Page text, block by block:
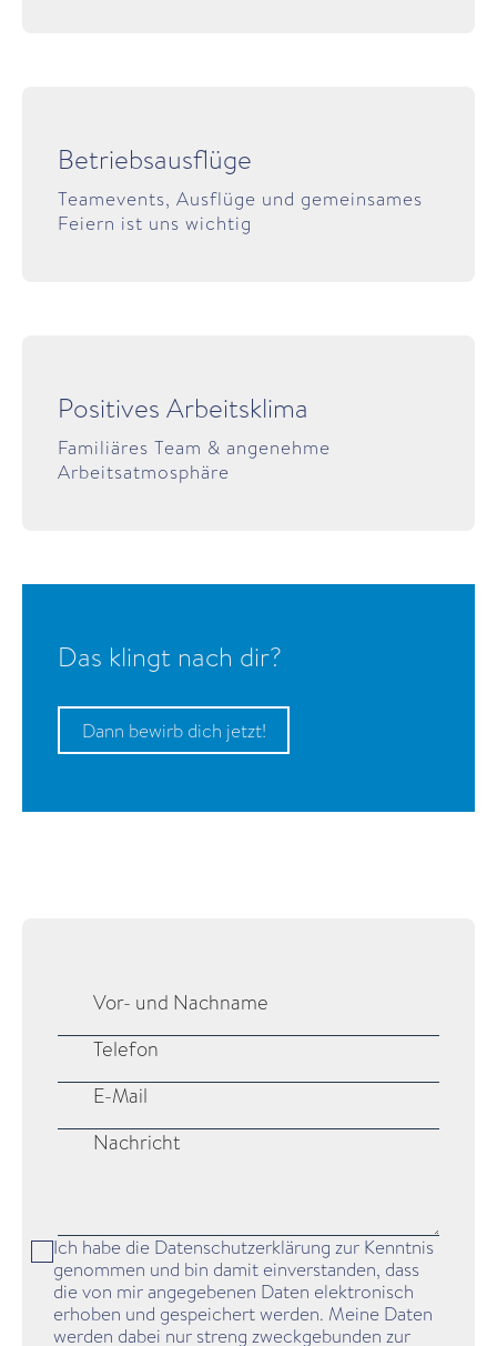
Betriebsausflüge
Teamevents, Ausflüge und gemeinsames
Feiern ist uns wichtig
Positives Arbeitsklima
Familiäres Team & angenehme
Arbeitsatmosphäre
Das klingt nach dir?
Dann bewirb dich jetzt!
Ich habe die Datenschutzerklärung zur Kenntnis
genommen und bin damit einverstanden, dass
die von mir angegebenen Daten elektronisch
erhoben und gespeichert werden. Meine Daten
werden dabei nur streng zweckgebunden zur